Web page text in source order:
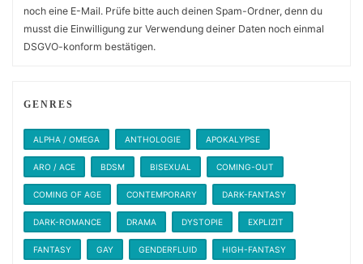
noch eine E-Mail. Prüfe bitte auch deinen Spam-Ordner, denn du
musst die Einwilligung zur Verwendung deiner Daten noch einmal
DSGVO-konform bestätigen.
GENRES
ALPHA / OMEGA ANTHOLOGIE APOKALYPSE
ARO / ACE BDSM BISEXUAL COMING-OUT
COMING OF AGE CONTEMPORARY DARK-FANTASY
DARK-ROMANCE DRAMA DYSTOPIE EXPLIZIT
FANTASY GAY GENDERFLUID HIGH-FANTASY